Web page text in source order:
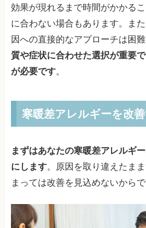
効果が現れるまで時間がかかる
に合わない場合もあります。ま
因への直接的なアプローチは困
質や症状に合わせた選択が重要
が必要です。
寒暖差アレルギーを改
まずはあなたの寒暖差アレルギ
にします。原因を取り違えたま
まっては改善を見込めないからで